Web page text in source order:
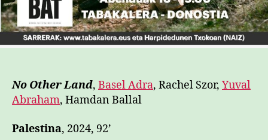
No Other Land, Basel Adra, Rachel Szor, Yuval
Abraham, Hamdan Ballal
Palestina, 2024, 92’